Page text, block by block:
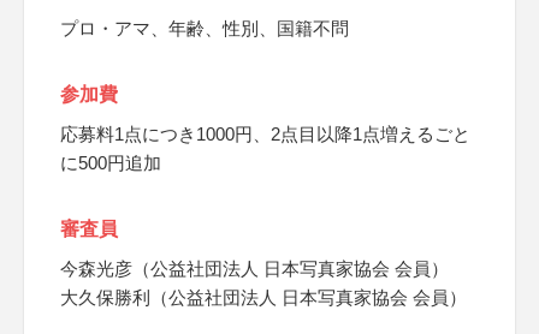
プロ・アマ、年齢、性別、国籍不問
参加費
応募料1点につき1000円、2点目以降1点増えるごと
に500円追加
審査員
今森光彦（公益社団法人 日本写真家協会 会員）
大久保勝利（公益社団法人 日本写真家協会 会員）